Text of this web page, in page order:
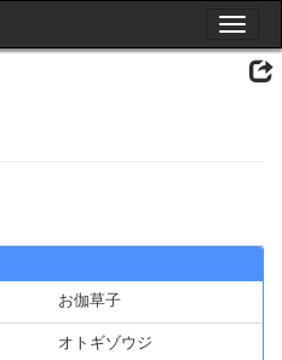
Toggle
お伽草子
オトギゾウジ